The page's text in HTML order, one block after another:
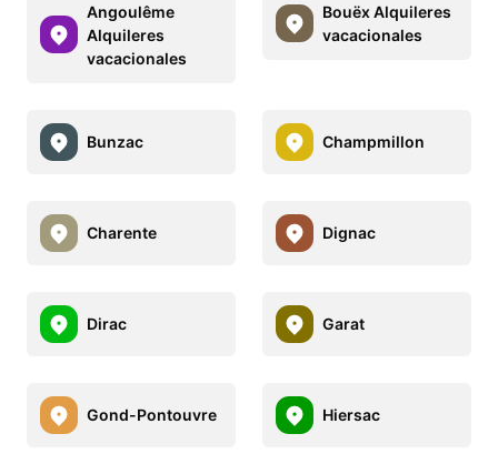
Angoulême
Alquileres
vacacionales
Bouëx Alquileres
vacacionales
Bunzac Champmillon
Charente Dignac
Dirac Garat
Gond-Pontouvre Hiersac